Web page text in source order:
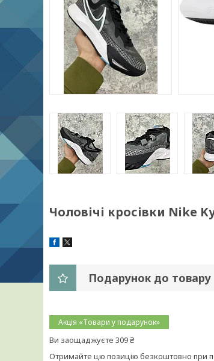
Чоловічі кросівки Nike
Подарунок до товару
Акція «Товари у подарунок»
Ви заощаджуєте 309 ₴
Отримайте цю позицію безкоштовно при